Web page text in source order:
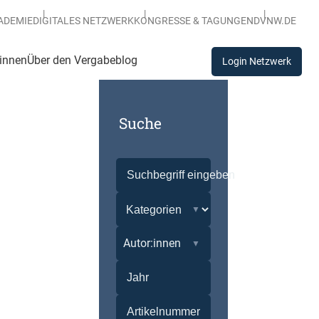
DIGITALES NETZWERKKONGRESSE & TAGUNGENDVNW.DE
Über den Vergabeblog Login Netzwerk
Suche
Autor:innen